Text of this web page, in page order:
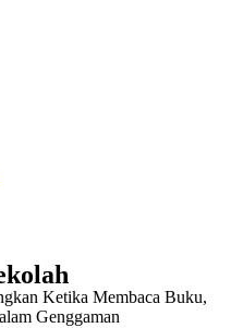
Ketika Membaca Buku,
Genggaman